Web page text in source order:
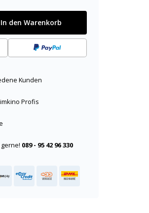
In den Warenkorb
Kunden
Profis
089 - 95 42 96 330